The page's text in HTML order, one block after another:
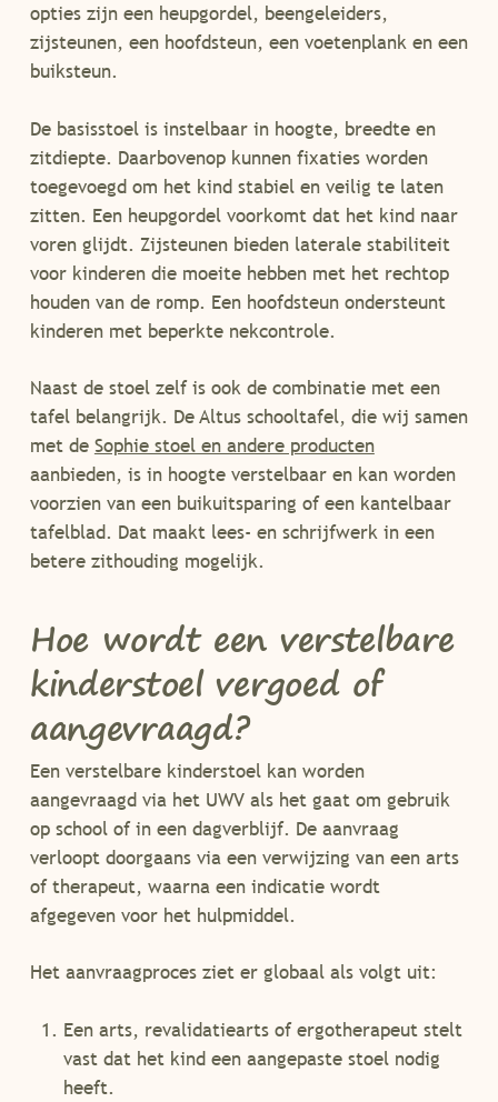
opties zijn een heupgordel, beengeleiders,
zijsteunen, een hoofdsteun, een voetenplank en een
buiksteun.
De basisstoel is instelbaar in hoogte, breedte en
zitdiepte. Daarbovenop kunnen fixaties worden
toegevoegd om het kind stabiel en veilig te laten
zitten. Een heupgordel voorkomt dat het kind naar
voren glijdt. Zijsteunen bieden laterale stabiliteit
voor kinderen die moeite hebben met het rechtop
houden van de romp. Een hoofdsteun ondersteunt
kinderen met beperkte nekcontrole.
Naast de stoel zelf is ook de combinatie met een
tafel belangrijk. De Altus schooltafel, die wij samen
met de Sophie stoel en andere producten
aanbieden, is in hoogte verstelbaar en kan worden
voorzien van een buikuitsparing of een kantelbaar
tafelblad. Dat maakt lees- en schrijfwerk in een
betere zithouding mogelijk.
Hoe wordt een verstelbare
kinderstoel vergoed of
aangevraagd?
Een verstelbare kinderstoel kan worden
aangevraagd via het UWV als het gaat om gebruik
op school of in een dagverblijf. De aanvraag
verloopt doorgaans via een verwijzing van een arts
of therapeut, waarna een indicatie wordt
afgegeven voor het hulpmiddel.
Het aanvraagproces ziet er globaal als volgt uit:
Een arts, revalidatiearts of ergotherapeut stelt
vast dat het kind een aangepaste stoel nodig
heeft.